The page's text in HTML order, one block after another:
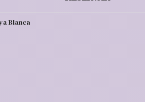
Blanca